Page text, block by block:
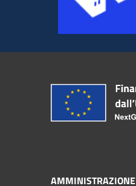
AMMINISTRAZIONE